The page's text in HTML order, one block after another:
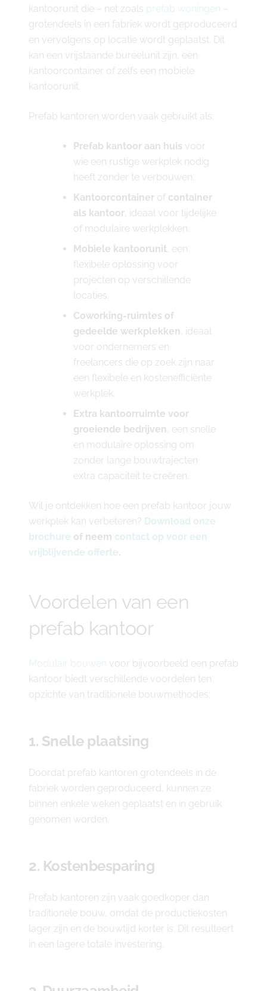
kantoorunit die – net zoals prefab woningen –
grotendeels in een fabriek wordt geproduceerd
en vervolgens op locatie wordt geplaatst. Dit
kan een vrijstaande bureelunit zijn, een
kantoorcontainer of zelfs een mobiele
kantoorunit.
Prefab kantoren worden vaak gebruikt als:
Prefab kantoor aan huis voor
wie een rustige werkplek nodig
heeft zonder te verbouwen.
Kantoorcontainer of container
als kantoor , ideaal voor tijdelijke
of modulaire werkplekken.
Mobiele kantoorunit , een
flexibele oplossing voor
projecten op verschillende
locaties.
Coworking-ruimtes of
gedeelde werkplekken , ideaal
voor ondernemers en
freelancers die op zoek zijn naar
een flexibele en kostenefficiënte
werkplek.
Extra kantoorruimte voor
groeiende bedrijven , een snelle
en modulaire oplossing om
zonder lange bouwtrajecten
extra capaciteit te creëren.
Wil je ontdekken hoe een prefab kantoor jouw
werkplek kan verbeteren? Download onze
brochure of neem contact op voor een
vrijblijvende offerte.
Voordelen van een
prefab kantoor
Modulair bouwen voor bijvoorbeeld een prefab
kantoor biedt verschillende voordelen ten
opzichte van traditionele bouwmethodes:
1. Snelle plaatsing
Doordat prefab kantoren grotendeels in de
fabriek worden geproduceerd, kunnen ze
binnen enkele weken geplaatst en in gebruik
genomen worden.
2. Kostenbesparing
Prefab kantoren zijn vaak goedkoper dan
traditionele bouw, omdat de productiekosten
lager zijn en de bouwtijd korter is. Dit resulteert
in een lagere totale investering.